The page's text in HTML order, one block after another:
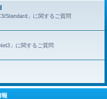
Standard」に関するご質問
」に関するご質問
報